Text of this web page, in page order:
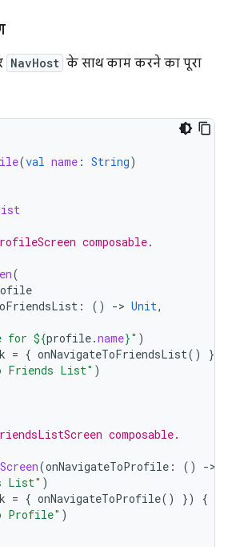
NavHost के साथ काम करने का पूरा
(val name : String)
composable.
(
: () -> Unit,
for ${profile.name}" )
= { onNavigateToFriendsList()
})
Friends List" )
composable.
(onNavigateToProfile : () ->
List" )
= { onNavigateToProfile() })
{
Profile" )